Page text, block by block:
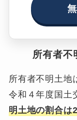
所有者不
所有者不明土地
令和４年度国土
明土地の割合は